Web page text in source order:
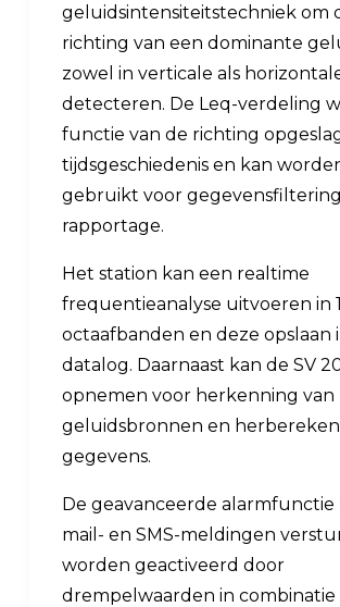
geluidsintensiteitstechniek om
richting van een dominante
zowel in verticale als
detecteren. De Leq-verdeling
functie van de richting
tijdsgeschiedenis en kan
gebruikt voor
rapportage.
Het station kan een realtime
frequentieanalyse uitvoeren in
octaafbanden en deze opslaan
datalog. Daarnaast kan de SV
opnemen voor herkenning van
geluidsbronnen en
gegevens.
De geavanceerde alarmfunctie
mail- en SMS-meldingen
worden geactiveerd door
drempelwaarden in combinatie